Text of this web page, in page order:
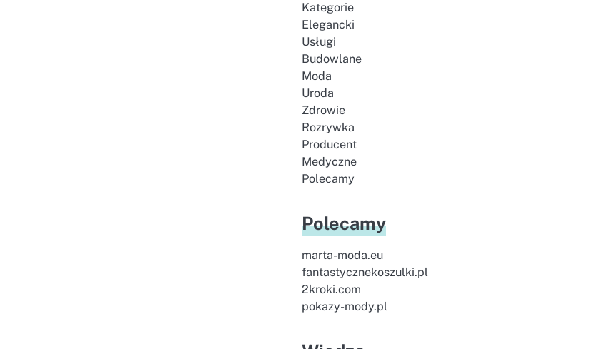
Kategorie
Elegancki
Usługi
Budowlane
Moda
Uroda
Zdrowie
Rozrywka
Producent
Medyczne
Polecamy
Polecamy
marta-moda.eu
fantastycznekoszulki.pl
2kroki.com
pokazy-mody.pl